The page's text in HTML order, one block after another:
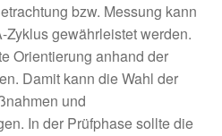
bzw. Messung kann
gewährleistet werden.
Orientierung anhand der
Damit kann die Wahl der
und
In der Prüfphase sollte die